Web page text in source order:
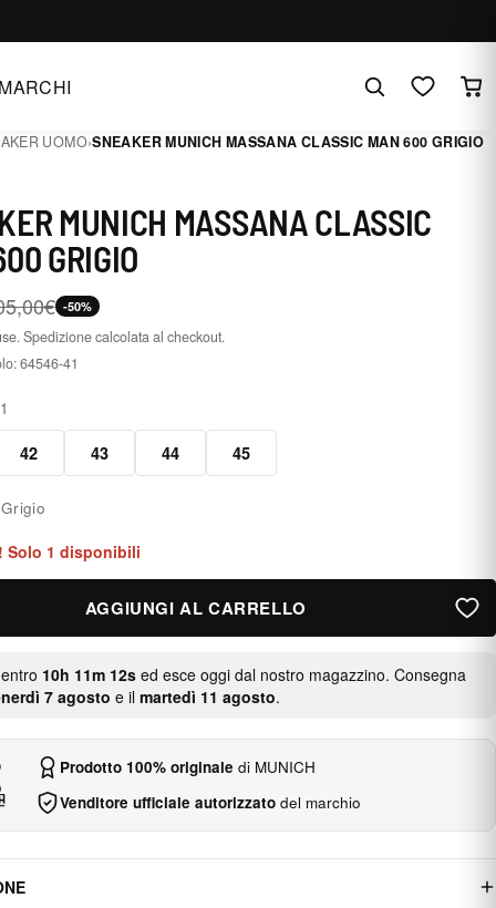
MARCHI
UOMO›SNEAKER MUNICH MASSANA CLASSIC MAN 600 GRIGIO
MUNICH MASSANA CLASSIC
GRIGIO
-50%
Spedizione calcolata al checkout.
64546-41
42 43 44 45
Grigio
Solo 1 disponibili
AGGIUNGI AL CARRELLO
10h 11m 11s ed esce oggi dal nostro magazzino. Consegna
7 agosto e ilmartedì 11 agosto.
Prodotto 100% originale di MUNICH
Venditore ufficiale autorizzato del marchio